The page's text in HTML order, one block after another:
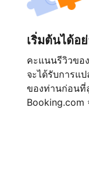
เริ่มต้นได้อ
คะแนนรีวิวขอ
จะได้รับการแ
ของท่านก่อนที่
Booking.com